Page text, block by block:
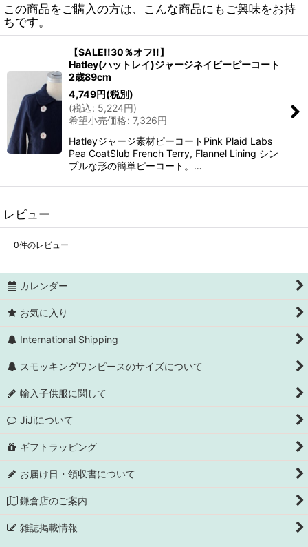
この商品をご購入の方は、こんな商品にもご興味をお持
ちです。
【SALE!!30％オフ!!】
Hatley(ハットレイ)ジャージネイビーピーコート
2歳89cm
4,749円(税別)
(税込: 5,224円)
希望小売価格: 7,326円
Hatleyジャージ素材ピーコートPink Plaid Labs
Pea CoatSlub French Terry, Flannel Lining シン
プルな形の簡単ピーコート。…
レビュー
0件のレビュー
カレンダー
お気に入り
International Shipping
スモッキングワンピースのサイズについて
輸入子供服に関して
JiJiについて
ギフトラッピング
お届け日・領収書について
鎌倉店のご案内
雑誌掲載情報